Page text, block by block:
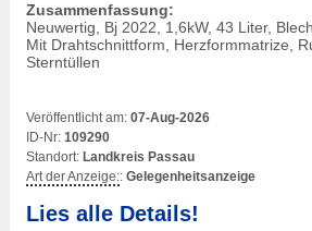
Zusammenfassung:
Neuwertig, Bj 2022, 1,6kW, 43 Liter,
Mit Drahtschnittform, Herzformmatrize,
Sterntüllen
Veröffentlicht am: 07-Aug-2026
ID-Nr: 109290
Standort: Landkreis Passau
Art der Anzeige:: Gelegenheitsanzeige
Lies alle Details!